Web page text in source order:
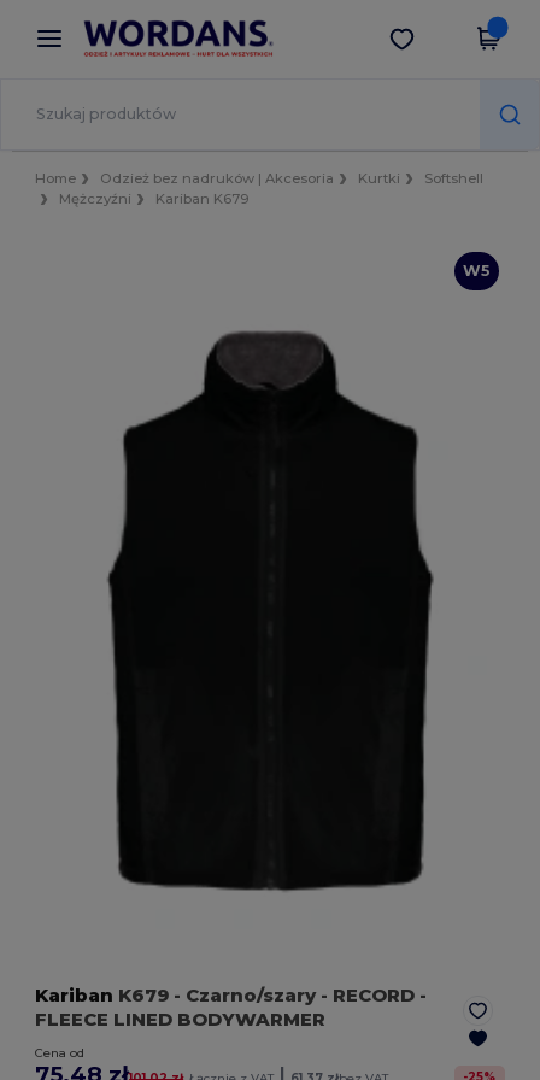
× Aplikacja Wordans
Lepsze ceny w aplikacji!
Pobierz app
Home Odzież bez nadruków | Akcesoria Kurtki
Softshell
Mężczyźni
Kariban K679
W5
Kariban K679 - Czarno/szary- RECORD -
FLEECE LINED BODYWARMER
Cena od
| -25%